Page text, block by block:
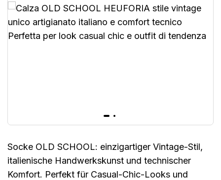
Socke OLD SCHOOL: einzigartiger Vintage-Stil,
italienische Handwerkskunst und technischer
Komfort. Perfekt für Casual-Chic-Looks und